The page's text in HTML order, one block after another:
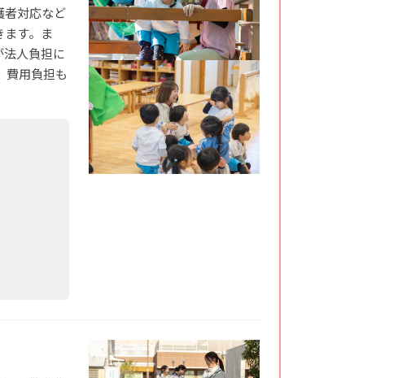
者対応など
ます。ま
人負担に
費用負担も